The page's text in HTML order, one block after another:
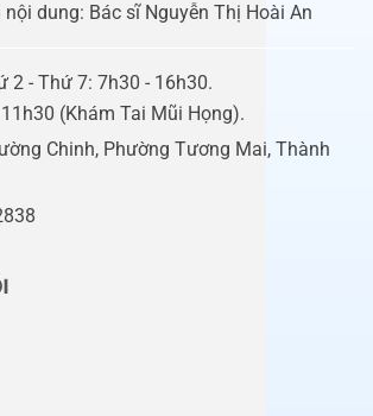
dung: Bác sĩ Nguyễn Thị Hoài An
2 - Thứ 7: 7h30 - 16h30.
(Khám Tai Mũi Họng).
Chinh, Phường Tương Mai, Thành